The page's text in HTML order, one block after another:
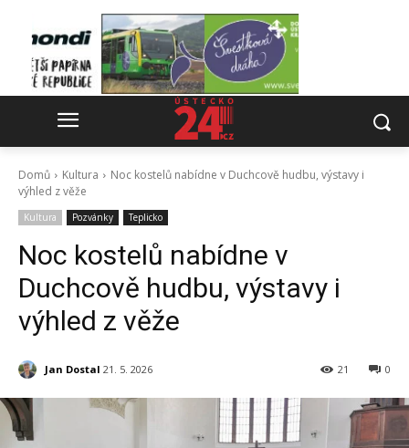
Domů Kultura
Noc kostelů nabídne v Duchcově hudbu, výstavy i
výhled z věže
Kultura Pozvánky Teplicko
Noc kostelů nabídne v
Duchcově hudbu, výstavy i
výhled z věže
Jan Dostal 21. 5. 2026 0
21